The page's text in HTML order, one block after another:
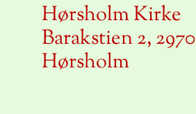
Hørsholm Kirke
Barakstien 2, 2970
Hørsholm